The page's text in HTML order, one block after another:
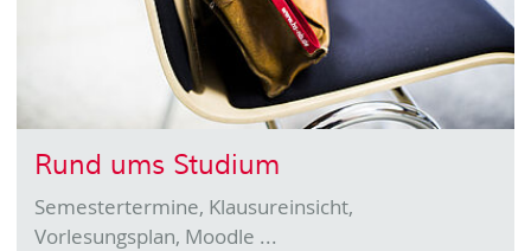
Rund ums Studium
Semestertermine, Klausureinsicht,
Vorlesungsplan, Moodle ...